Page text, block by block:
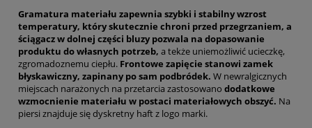
Gramatura materiału zapewnia szybki i stabilny wzrost
temperatury, który skutecznie chroni przed przegrzaniem, a
ściągacz w dolnej części bluzy pozwala na dopasowanie
produktu do własnych potrzeb, a tekże uniemożliwić ucieczkę,
zgromadoznemu ciepłu. Frontowe zapięcie stanowi zamek
błyskawiczny, zapinany po sam podbródek. W newralgicznych
miejscach narażonych na przetarcia zastosowano dodatkowe
wzmocnienie materiału w postaci materiałowych obszyć. Na
piersi znajduje się dyskretny haft z logo marki.